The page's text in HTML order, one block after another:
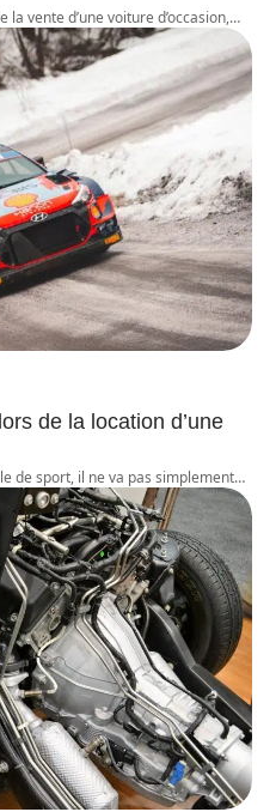
vente d’une voiture d’occasion,…
de la location d’une
de sport, il ne va pas simplement…